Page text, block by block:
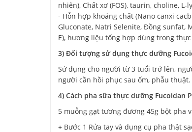
nhiên), Chất xơ (FOS), taurin, choline, L-
- Hỗn hợp khoáng chất (Nano canxi
Gluconate, Natri Selenite, Đồng sunfat,
E), hương liệu tổng hợp dùng trong
3) Đối tượng sử dụng thực dưỡng
Sử dụng cho người từ 3 tuổi trở lên,
người cần hồi phục sau ốm, phẫu thuật.
4) Cách pha sữa thực dưỡng Fucoidan
5 muỗng gạt tương đương 45g bột pha
+ Bước 1 Rửa tay và dụng cụ pha thật